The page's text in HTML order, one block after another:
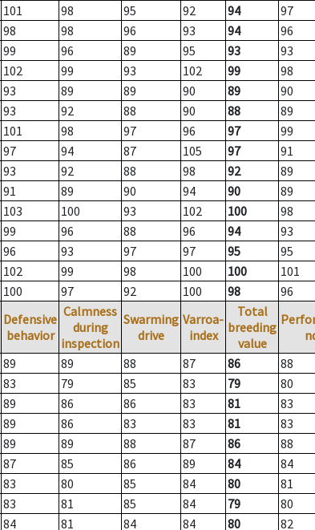
101 98 95 92 94
97
98 98 96 93 94
96
99 96 89 95 93
93
102 99 93 102 99
98
93 89 89 90 89
90
93 92 88 90 88
89
101 98 97 96 97
99
97 94 87 105 97
91
93 92 88 98 92
89
91 89 90 94 90
89
103 100 93 102 100
98
99 96 88 96 94
93
96 93 97 97 95
95
102 99 98 100 100
101
100 97 92 100 98 96
Defensive
behavior
Calmness
during
inspection
Swarming
drive
Varroa-
index
Total
breeding
value
89 89 88 87 86
88
83 79 85 83 79
80
89 86 86 83 81
83
89 86 83 83 81
83
89 89 88 87 86
88
87 85 86 89 84
84
83 80 85 84 80
81
83 81 85 84 79
80
84 81 84 84 80 82